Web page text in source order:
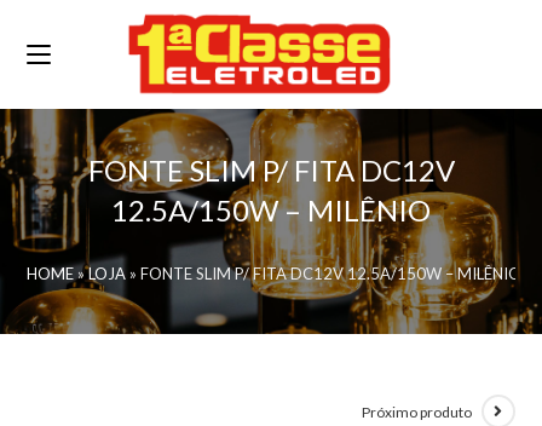
FONTE SLIM P/ FITA DC12V
12.5A/150W – MILÊNIO
HOME »LOJA »FONTE SLIM P/ FITA DC12V 12.5A/150W – MILÊNIO
Próximo produto